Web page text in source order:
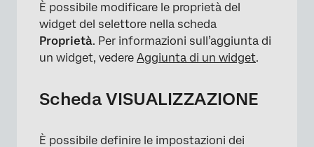
È possibile modificare le proprietà del
widget del selettore nella scheda
Proprietà. Per informazioni sull’aggiunta di
un widget, vedere Aggiunta di un widget.
Scheda VISUALIZZAZIONE
È possibile definire le impostazioni dei